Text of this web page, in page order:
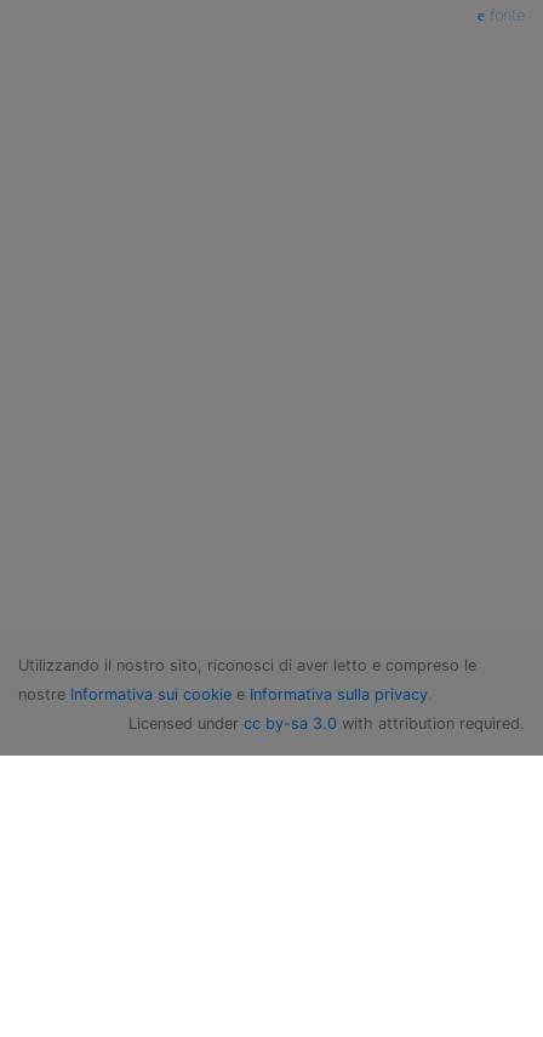
fonte
Utilizzando il nostro sito, riconosci di aver letto e compreso le
nostre Informativa sui cookie e Informativa sulla privacy.
Licensed under cc by-sa 3.0 with attribution required.